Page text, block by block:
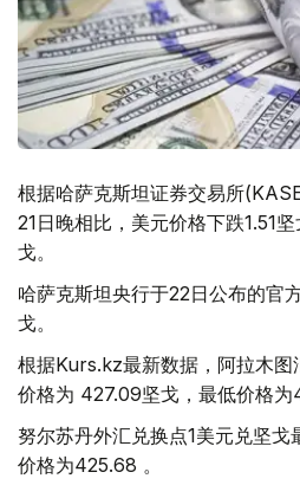
根据哈萨克斯坦证券交易所
21日晚相比，美元价格下跌1.51
戈。
哈萨克斯坦央行于22日公布的官
戈。
根据Kurs.kz最新数据，阿拉木图
价格为 427.09坚戈，最低价格为
努尔苏丹外汇兑换点1美元兑坚
价格为425.68 。